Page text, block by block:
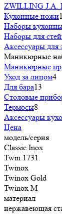
ZWILLING
Кухонные ножи
Наборы
Наборы для
Аксессуары для
Маникюрные
Маникюрные
Уход за лицом4
Для бара13
Столовые
Термосы8
Аксессуары
Цена
модель/серия
Classic Inox
Twin 1731
Twinox
Twinox Gold
Twinox M
материал
нержавеющая